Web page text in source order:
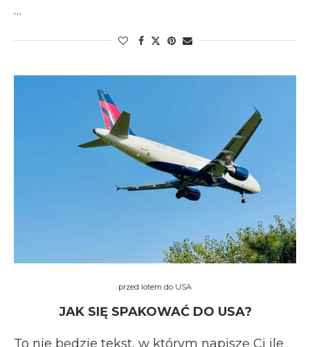
…
przed lotem do USA
JAK SIĘ SPAKOWAĆ DO USA?
To nie będzie tekst, w którym napiszę Ci ile